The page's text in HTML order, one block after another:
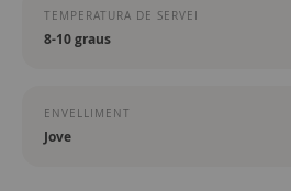
TEMPERATURA DE SERVEI
8-10 graus
ENVELLIMENT
Jove